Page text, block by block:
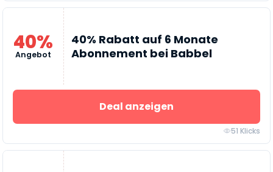
40%
Angebot
40% Rabatt auf 6 Monate
Abonnement bei Babbel
Deal anzeigen
51 Klicks